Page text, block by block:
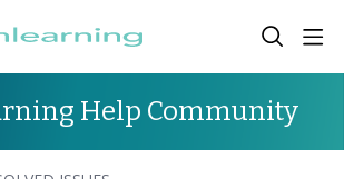
Help Community